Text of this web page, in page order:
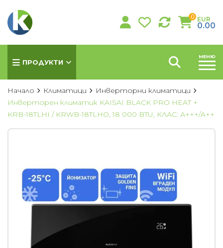
0 EUR
0.00
ПРОДУКТИ
КЛИМАТИЦИ
Колонни климатици
Мултисплит системи
Касетъчни климатици
МЕНЮ
Начало Климатици
Инверторни климатици
Инверторен климатик KAISAI BLACK PRO HEAT +
KRB-18TLHI / KRWB-18TLHO, 18 000 BTU, КЛАС: А+++/A++